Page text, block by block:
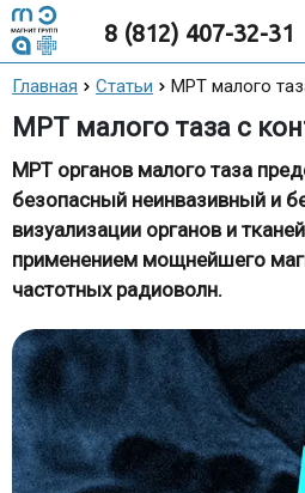
8 (812) 407-32-31
Главная Статьи МРТ малого
МРТ малого таза с
МРТ органов малого таза
безопасный неинвазивный и
визуализации органов и
применением мощнейшего
частотных радиоволн.